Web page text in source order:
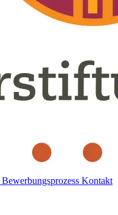
Bewerbungsprozess Kontakt